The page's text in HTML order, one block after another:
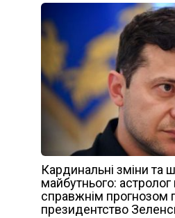
Кардинальні зміни та
майбутнього:
справжнім прогнозом
президентство